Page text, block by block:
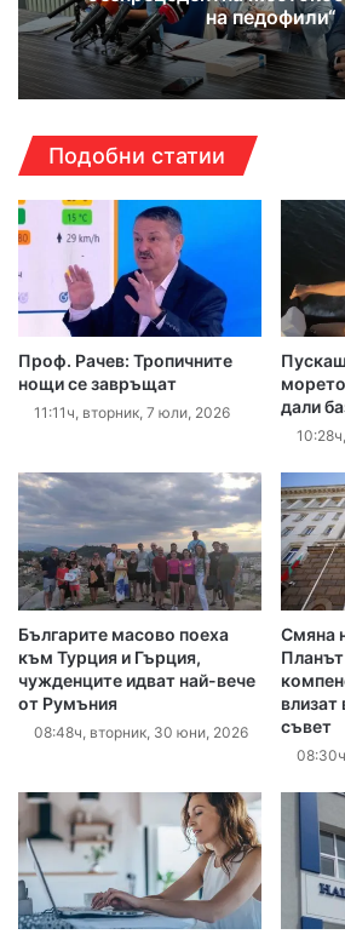
на педофили“
Подобни статии
Проф. Рачев: Тропичните
нощи се завръщат
11:11ч, вторник, 7 юли, 2026
дали
Българите масово поеха
към Турция и Гърция,
чужденците идват най-вече
от Румъния
08:48ч, вторник, 30 юни, 2026
Смяна
Планът
съвет